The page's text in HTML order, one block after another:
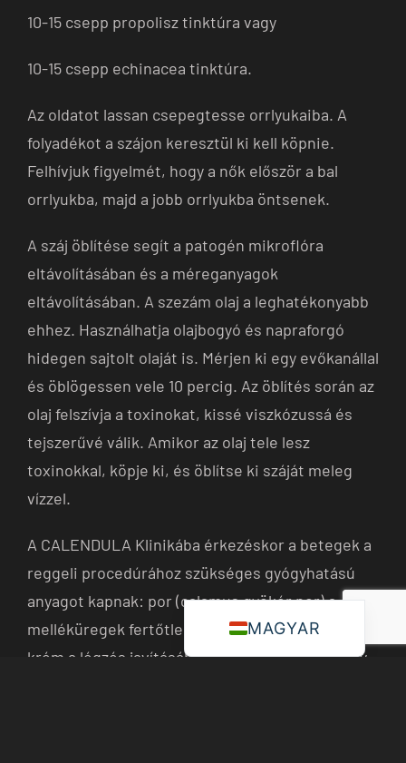
10-15 csepp propolisz tinktúra vagy
10-15 csepp echinacea tinktúra.
Az oldatot lassan csepegtesse orrlyukaiba. A
folyadékot a szájon keresztül ki kell köpnie.
Felhívjuk figyelmét, hogy a nők először a bal
orrlyukba, majd a jobb orrlyukba öntsenek.
A száj öblítése segít a patogén mikroflóra
eltávolításában és a méreganyagok
eltávolításában. A szezám olaj a leghatékonyabb
ehhez. Használhatja olajbogyó és napraforgó
hidegen sajtolt olaját is. Mérjen ki egy evőkanállal
és öblögessen vele 10 percig. Az öblítés során az
olaj felszívja a toxinokat, kissé viszkózussá és
tejszerűvé válik. Amikor az olaj tele lesz
toxinokkal, köpje ki, és öblítse ki száját meleg
vízzel.
A CALENDULA Klinikába érkezéskor a betegek a
reggeli procedúrához szükséges gyógyhatású
anyagot kapnak: por (calamus gyökér por) a
melléküregek fertőtlenítéséhez és szárításához,
krém a légzés javításához, szájvíz, spatula, hogy
MAGYAR